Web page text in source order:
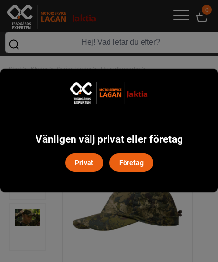
0
Start> Kläder> Övriga kläder> Huvudbonader>
Vänligen välj privat eller företag
Privat Företag